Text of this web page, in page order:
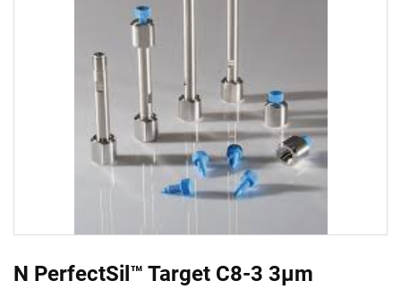
N PerfectSil™ Target C8-3 3µm